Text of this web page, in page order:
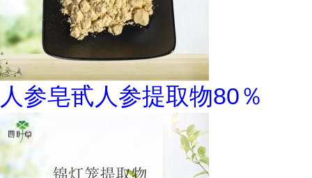
人参皂甙人参提取物80％